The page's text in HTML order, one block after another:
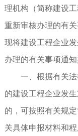
理机构（简称建设
重新审核办理的有
现将建设工程企业
办理的有关事项通知
一、根据有关法
的建设工程企业发
的，可按照有关规
关具体申报材料和